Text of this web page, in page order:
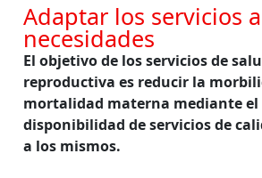
Adaptar los servicios
necesidades
El objetivo de los servicios de
reproductiva es reducir la
mortalidad materna mediante
disponibilidad de servicios de
a los mismos.